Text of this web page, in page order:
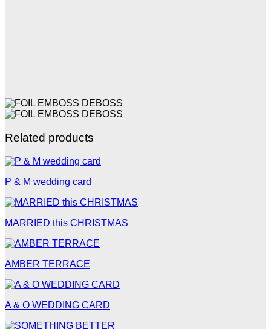
Related products
P & M wedding card
MARRIED this CHRISTMAS
AMBER TERRACE
A & O WEDDING CARD